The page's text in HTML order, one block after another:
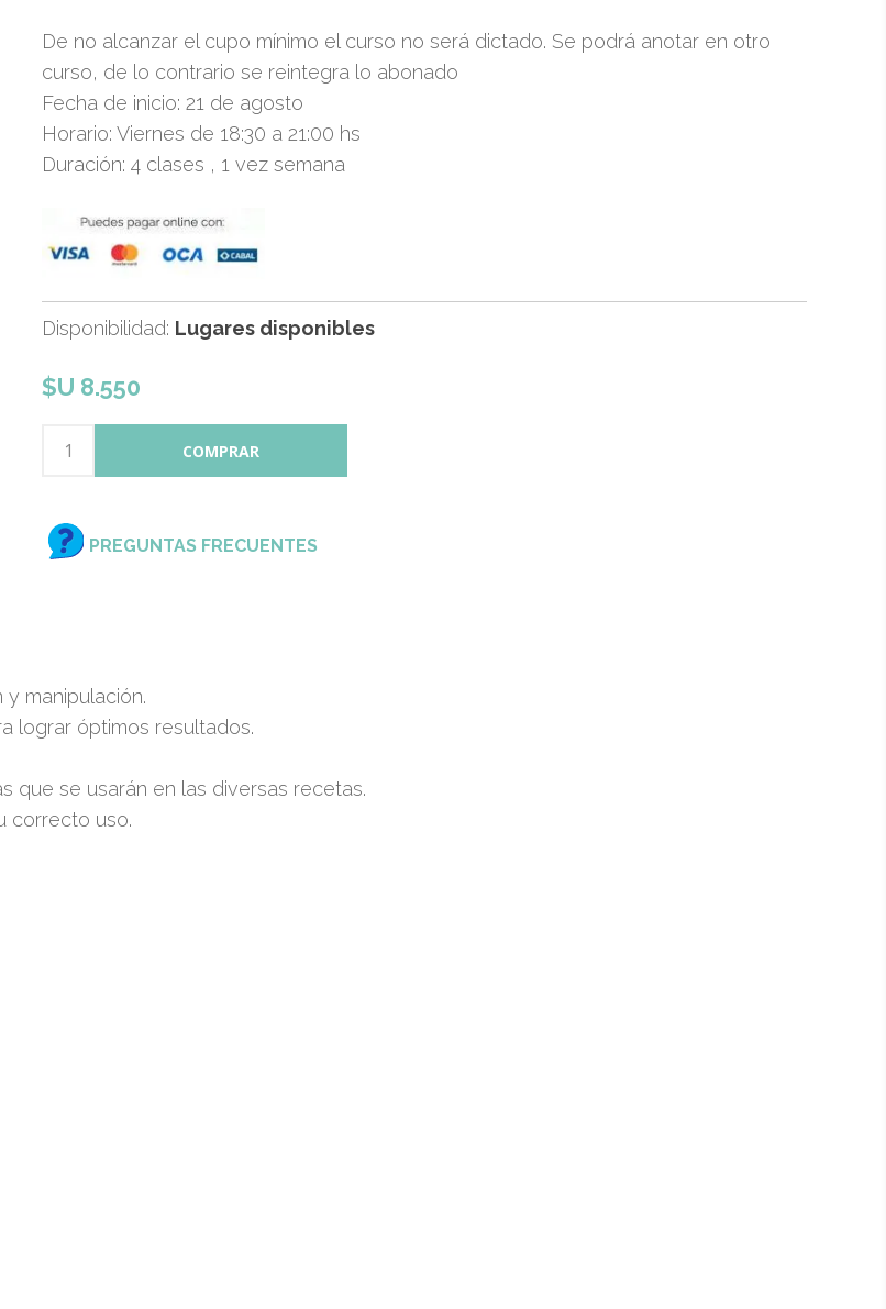
De no alcanzar el cupo mínimo el curso no será dictado. Se podrá anotar en otro
curso, de lo contrario se reintegra lo abonado
Fecha de inicio: 21 de agosto
Horario: Viernes de 18:30 a 21:00 hs
Duración: 4 clases , 1 vez semana
Disponibilidad: Lugares disponibles
$U 8.550
PREGUNTAS FRECUENTES
manipulación.
lograr óptimos resultados.
que se usarán en las diversas recetas.
correcto uso.